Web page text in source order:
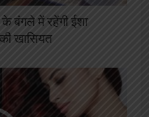
बंगले में रहेंगी ईशा
खासियत